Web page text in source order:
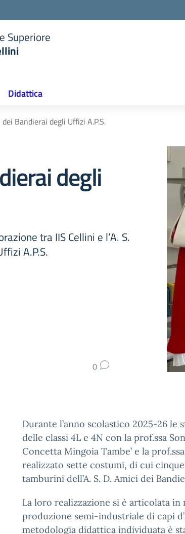
Superiore
Didattica
Bandierai degli Uffizi A.P.S.
degli
tra IIS Cellini e l’A. S.
A.P.S.
0
Durante l’anno scolastico 2025-26 le
delle classi 4L e 4N con la prof.ssa
Concetta Mingoia Tambe’ e la
realizzato sette costumi, di cui
tamburini dell’A. S. D. Amici dei
La loro realizzazione si è articolata in
produzione semi-industriale di capi
metodologia didattica individuata è